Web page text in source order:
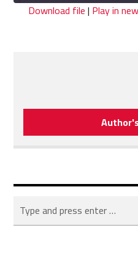
seconds
Download file| Play in